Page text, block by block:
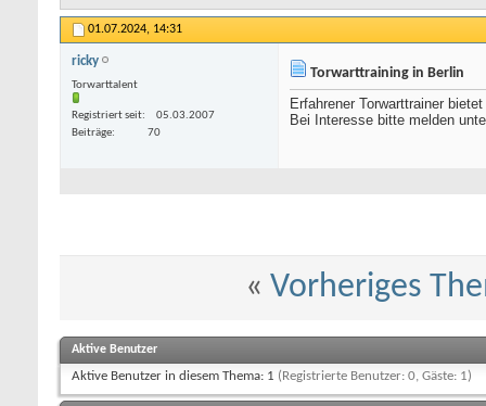
01.07.2024, 14:31
ricky
Torwarttalent
Registriert seit
05.03.2007
Beiträge
70
Torwarttraining in Berlin
Erfahrener Torwarttrainer
Bei Interesse bitte melden
« Vorheriges
Aktive Benutzer
Aktive Benutzer in diesem Thema: 1 (Registrierte Benutzer: 0, Gäste: 1)